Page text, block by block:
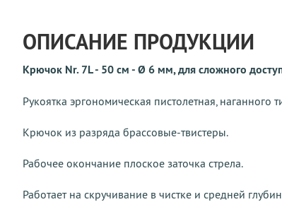
ОПИСАНИЕ ПРОДУКЦИИ
Крючок Nr. 7L - 50 см - Ø 6 мм, для сложного
Рукоятка эргономическая пистолетная, наганного
Крючок из разряда брассовые-твистеры.
Рабочее окончание плоское заточка стрела.
Работает на скручивание в чистке и средней